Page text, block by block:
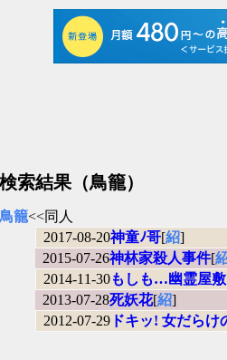
検索結果（鳥籠）
鳥籠<<同人
2017-08-20神童ﾉ哥[紹]
2015-07-26神林家殺人事件[
2014-11-30もしも…幽霊屋
2013-07-28死妖花[紹]
2012-07-29ドキッ! 女だらけ